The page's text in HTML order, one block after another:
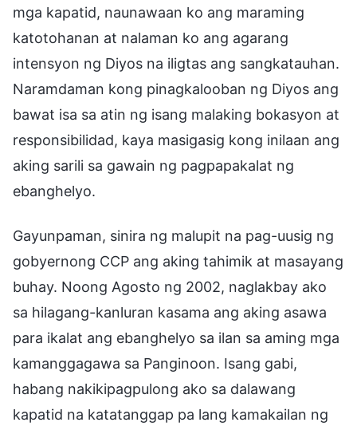
mga kapatid, naunawaan ko ang maraming
katotohanan at nalaman ko ang agarang
intensyon ng Diyos na iligtas ang sangkatauhan.
Naramdaman kong pinagkalooban ng Diyos ang
bawat isa sa atin ng isang malaking bokasyon at
responsibilidad, kaya masigasig kong inilaan ang
aking sarili sa gawain ng pagpapakalat ng
ebanghelyo.
Gayunpaman, sinira ng malupit na pag-uusig ng
gobyernong CCP ang aking tahimik at masayang
buhay. Noong Agosto ng 2002, naglakbay ako
sa hilagang-kanluran kasama ang aking asawa
para ikalat ang ebanghelyo sa ilan sa aming mga
kamanggagawa sa Panginoon. Isang gabi,
habang nakikipagpulong ako sa dalawang
kapatid na katatanggap pa lang kamakailan ng